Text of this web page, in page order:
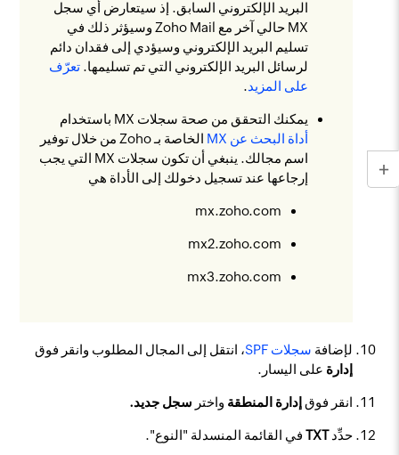
البريد الإلكتروني السابق. إذ سيتعارض أي سجل
MX حالي آخر مع Zoho Mail وسيؤثر ذلك في
تسليم البريد الإلكتروني وسيؤدي إلى فقدان دائم
لرسائل البريد الإلكتروني التي تم تسليمها.تعرّف
على المزيد.
يمكنك التحقق من صحة سجلات MX باستخدام
أداة البحث عن MX
الخاصة بـ Zoho من خلال توفير
اسم مجالك. ينبغي أن تكون سجلات MX التي يجب
إرجاعها عند تسجيل دخولك إلى الأداة هي
mx.zoho.com
mx2.zoho.com
mx3.zoho.com
لإضافة سجلات SPF
، انتقل إلى المجال المطلوب وانقر فوق
إدارة على اليسار.
انقر فوق إدارة المنطقة واختر سجل جديد.
حدِّدTXT في القائمة المنسدلة "النوع".